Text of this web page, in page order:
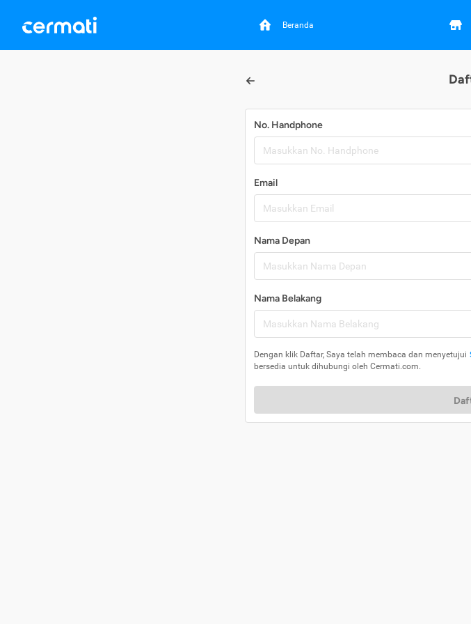
Beranda
No. Handphone
Email
Nama Depan
Nama Belakang
Dengan klik Daftar, Saya telah membaca dan menyetujui
bersedia untuk dihubungi oleh Cermati.com.